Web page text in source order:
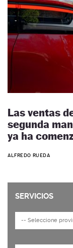
Las ventas
segunda
ya ha
ALFREDO RUEDA